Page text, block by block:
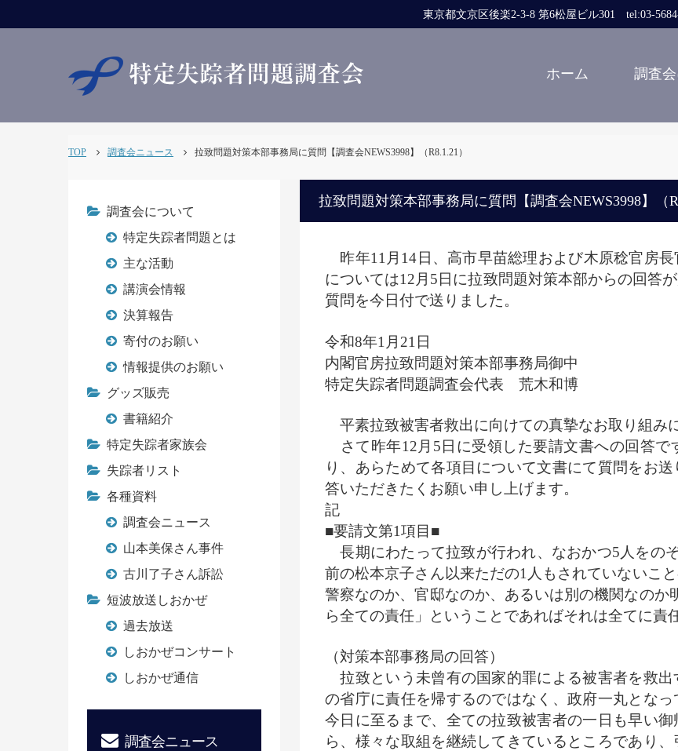
東京都文京区後楽2-3-8 第6松屋ビル301 tel:03-
ホーム 調査
TOP 調査会ニュース 拉致問題対策本部事務局に質問【調査会NEWS3998】（R8.1.21）
拉致問題対策本部事務局に質問【調査会NEWS3998】（
昨年11月14日、高市早苗総理および木原稔官房
については12月5日に拉致問題対策本部からの回答
質問を今日付で送りました。
令和8年1月21日
内閣官房拉致問題対策本部事務局御中
特定失踪者問題調査会代表 荒木和博
平素拉致被害者救出に向けての真摯なお取り組み
さて昨年12月5日に受領した要請文書への回答で
り、あらためて各項目について文書にて質問をお
答いただきたくお願い申し上げます。
記
■要請文第1項目■
長期にわたって拉致が行われ、なおかつ5人をの
前の松本京子さん以来ただの1人もされていないこ
警察なのか、官邸なのか、あるいは別の機関なの
ら全ての責任」ということであればそれは全てに責
（対策本部事務局の回答）
拉致という未曾有の国家的罪による被害者を救出
の省庁に責任を帰するのではなく、政府一丸とな
今日に至るまで、全ての拉致被害者の一日も早い
ら、様々な取組を継続してきているところであり
調査会について
特定失踪者問題とは
主な活動
講演会情報
決算報告
寄付のお願い
情報提供のお願い
グッズ販売
書籍紹介
特定失踪者家族会
失踪者リスト
各種資料
調査会ニュース
山本美保さん事件
古川了子さん訴訟
短波放送しおかぜ
過去放送
しおかぜコンサート
しおかぜ通信
調査会ニュース